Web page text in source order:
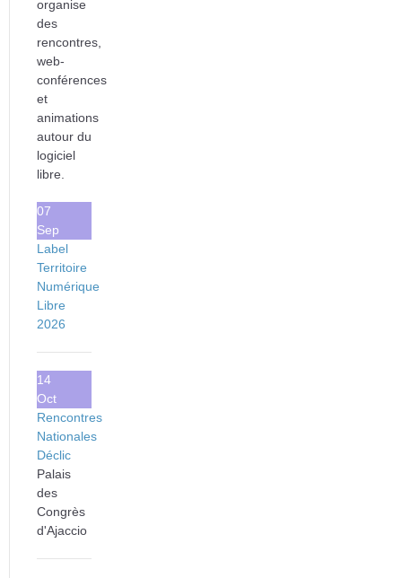
organise
des
rencontres,
web-
conférences
et
animations
autour du
logiciel
libre.
07
Sep
Label
Territoire
Numérique
Libre
2026
14
Oct
Rencontres
Nationales
Déclic
Palais
des
Congrès
d'Ajaccio